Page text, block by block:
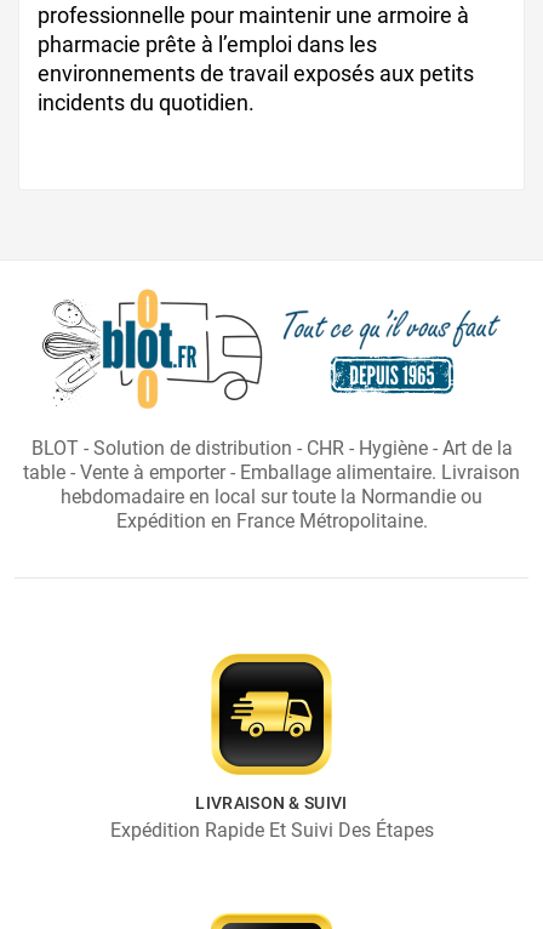
professionnelle pour maintenir une armoire à
pharmacie prête à l’emploi dans les
environnements de travail exposés aux petits
incidents du quotidien.
BLOT - Solution de distribution - CHR - Hygiène - Art de la
table - Vente à emporter - Emballage alimentaire. Livraison
hebdomadaire en local sur toute la Normandie ou
Expédition en France Métropolitaine.
LIVRAISON & SUIVI
Expédition Rapide Et Suivi Des Étapes